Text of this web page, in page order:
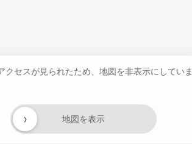
クセスが見られたため、地図を非表示にしていま
地図を表示
›